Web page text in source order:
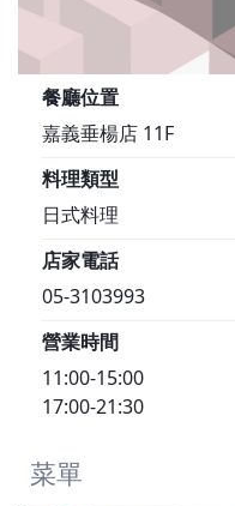
餐廳位置
嘉義垂楊店 11F
料理類型
日式料理
店家電話
05-3103993
營業時間
11:00-15:00
17:00-21:30
菜單